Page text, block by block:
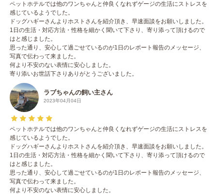
ペットホテルでは他のワンちゃんと仲良くなれずゲージの生活にストレスを
感じているようでした。
ドッグハギーさんよりホストさんを紹介頂き、早速面談をお願いしました。
1日の生活・対応方法・性格を細かく聞いて下さり、寄り添って頂けるので
はと感じました。
思った通り、安心して過ごせているのが1日のレポート報告のメッセージ、
写真で伝わって来ました。
何より不安のない表情に安心しました。
寄り添いお世話下さりありがとうございました。
ラブちゃんの飼い主さん
2023年04月04日
ペットホテルでは他のワンちゃんと仲良くなれずゲージの生活にストレスを
感じているようでした。
ドッグハギーさんよりホストさんを紹介頂き、早速面談をお願いしました。
1日の生活・対応方法・性格を細かく聞いて下さり、寄り添って頂けるので
はと感じました。
思った通り、安心して過ごせているのが1日のレポート報告のメッセージ、
写真で伝わって来ました。
何より不安のない表情に安心しました。